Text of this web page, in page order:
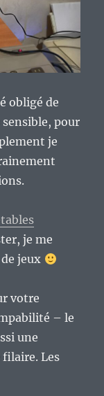
obligé de
pour
je
je me
jeux
votre
– le
une
filaire. Les